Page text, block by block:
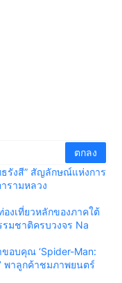
รังสี” สัญลักษณ์แห่งการ
รามหลวง
งเที่ยวหลักของภาคใต้
มชาติครบวงจร Na
อบคุณ ‘Spider-Man:
พาลูกค้าชมภาพยนตร์